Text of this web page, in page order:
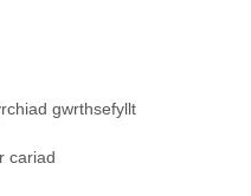
gwrthsefyllt
cariad